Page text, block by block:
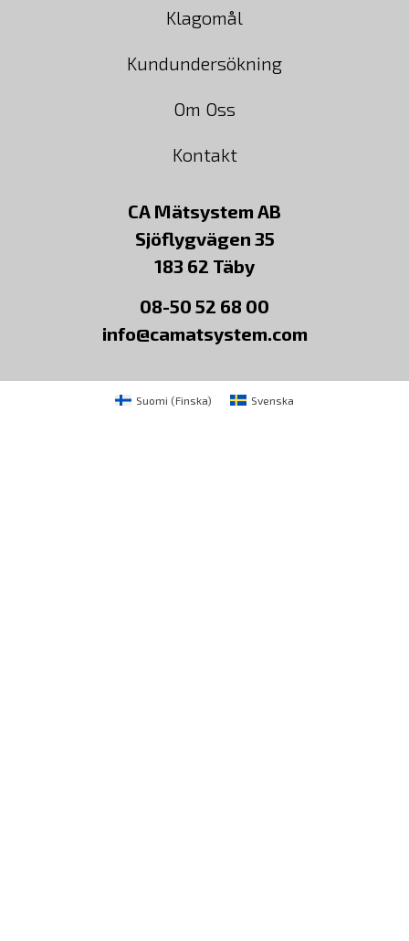
Klagomål
Kundundersökning
Om Oss
Kontakt
CA Mätsystem AB
Sjöflygvägen 35
183 62 Täby
08-50 52 68 00
info@camatsystem.com
Suomi (Finska) Svenska